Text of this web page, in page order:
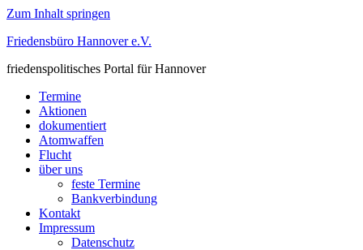
Zum Inhalt springen
Friedensbüro Hannover e.V.
friedenspolitisches Portal für Hannover
Termine
Aktionen
dokumentiert
Atomwaffen
Flucht
über uns
feste Termine
Bankverbindung
Kontakt
Impressum
Datenschutz